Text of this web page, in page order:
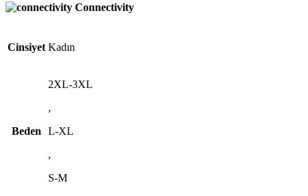
Connectivity
Cinsiyet Kadın
Beden
2XL-3XL
,
L-XL
,
S-M